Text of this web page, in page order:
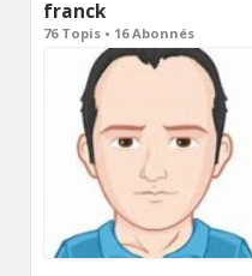
franck
76 Topis • 16 Abonnés